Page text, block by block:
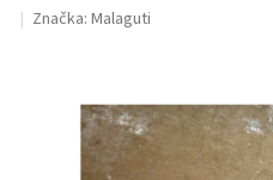
Značka: Malaguti